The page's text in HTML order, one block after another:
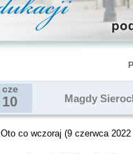
cze
10 Magdy
Oto co wczoraj (9 czerwca